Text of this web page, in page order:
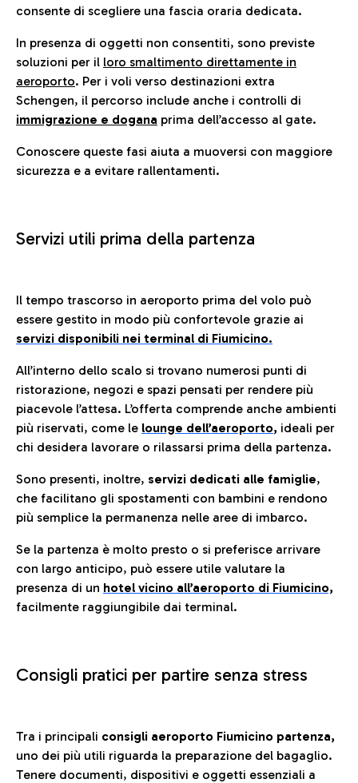
consente di scegliere una fascia oraria dedicata.
In presenza di oggetti non consentiti, sono previste
soluzioni per il loro smaltimento direttamente in
aeroporto. Per i voli verso destinazioni extra
Schengen, il percorso include anche i controlli di
immigrazione e dogana prima dell’accesso al gate.
Conoscere queste fasi aiuta a muoversi con maggiore
sicurezza e a evitare rallentamenti.
Servizi utili prima della partenza
Il tempo trascorso in aeroporto prima del volo può
essere gestito in modo più confortevole grazie ai
servizi disponibili nei terminal di Fiumicino.
All’interno dello scalo si trovano numerosi punti di
ristorazione, negozi e spazi pensati per rendere più
piacevole l’attesa. L’offerta comprende anche ambienti
più riservati, come le lounge dell’aeroporto, ideali per
chi desidera lavorare o rilassarsi prima della partenza.
Sono presenti, inoltre, servizi dedicati alle famiglie,
che facilitano gli spostamenti con bambini e rendono
più semplice la permanenza nelle aree di imbarco.
Se la partenza è molto presto o si preferisce arrivare
con largo anticipo, può essere utile valutare la
presenza di un hotel vicino all’aeroporto di Fiumicino,
facilmente raggiungibile dai terminal.
Consigli pratici per partire senza stress
Tra i principali consigli aeroporto Fiumicino partenza,
uno dei più utili riguarda la preparazione del bagaglio.
Tenere documenti, dispositivi e oggetti essenziali a